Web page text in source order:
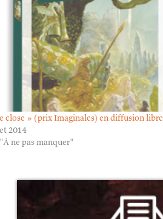
close » (prix Imaginales) en diffusion libre
2014
ne pas manquer"